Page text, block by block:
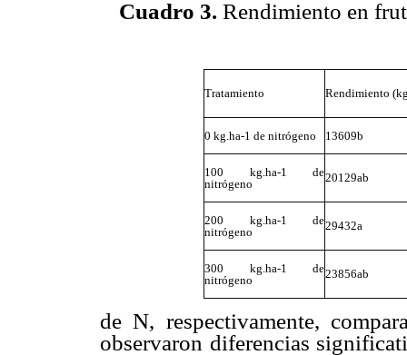
Cuadro 3. Rendimiento en
Tratamiento Rendimiento
0 kg.ha-1 de nitrógeno 13609b
100 kg.ha-1 de
nitrógeno
20129ab
200 kg.ha-1 de
nitrógeno
29432a
300 kg.ha-1 de
nitrógeno
23856ab
de N, respectivamente,
observaron diferencias